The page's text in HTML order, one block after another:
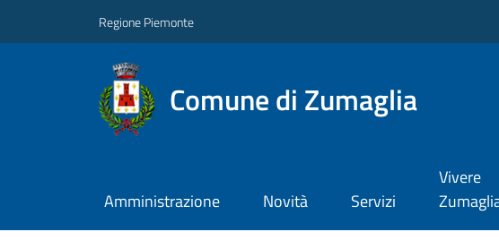
Regione Piemonte
Comune di Zumaglia
Amministrazione Novità Servizi
Vivere